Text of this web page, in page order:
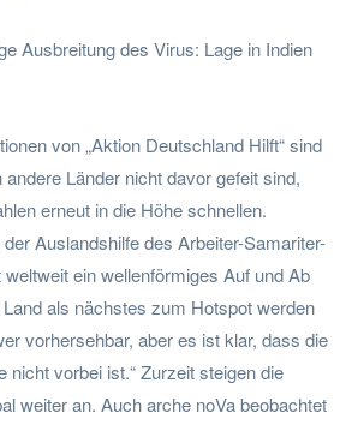
Ausbreitung des Virus: Lage in Indien
von „Aktion Deutschland Hilft“ sind
Länder nicht davor gefeit sind,
erneut in die Höhe schnellen.
Auslandshilfe des Arbeiter-Samariter-
weltweit ein wellenförmiges Auf und Ab
als nächstes zum Hotspot werden
vorhersehbar, aber es ist klar, dass die
nicht vorbei ist.“ Zurzeit steigen die
weiter an. Auch arche noVa beobachtet